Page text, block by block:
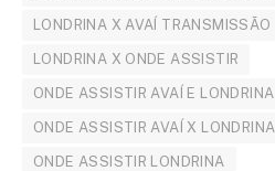
LONDRINA X AVAÍ TRANSMISSÃO
LONDRINA X ONDE ASSISTIR
ONDE ASSISTIR AVAÍ E LONDRINA
ONDE ASSISTIR AVAÍ X LONDRINA
ONDE ASSISTIR LONDRINA